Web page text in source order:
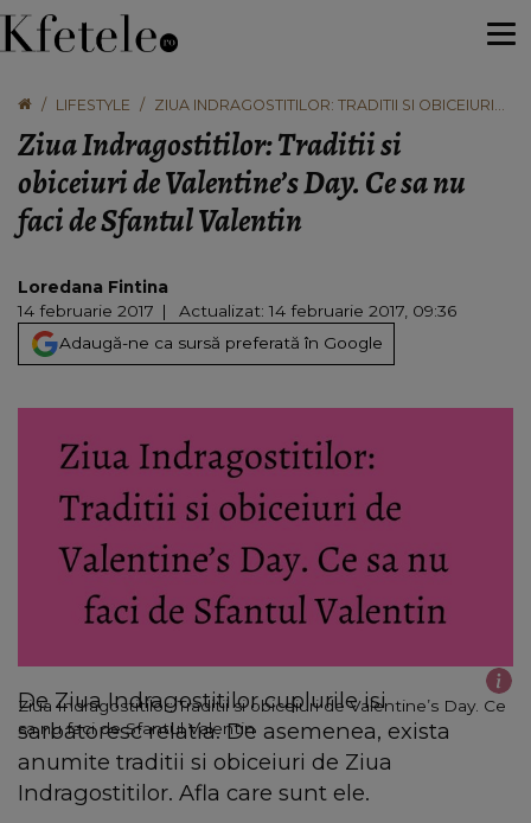
LIFESTYLE
ZIUA INDRAGOSTITILOR: TRADITII SI OBICEIURI
SFANTUL VALENTIN
Ziua Indragostitilor: Traditii si
obiceiuri de Valentine’s Day. Ce sa nu
faci de Sfantul Valentin
Loredana Fintina
14 februarie 2017
Actualizat: 14 februarie 2017, 09:36
Adaugă-ne ca sursă preferată în Google
Ziua Indragostitilor: Traditii si obiceiuri de Valentine’s Day. Ce
sa nu faci de Sfantul Valentin
De Ziua Indragostitilor cuplurile isi
sarbatoresc relatia. De asemenea, exista
anumite traditii si obiceiuri de Ziua
Indragostitilor. Afla care sunt ele.